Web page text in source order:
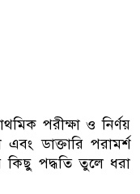
পরীক্ষা ও নির্ণয়
এবং ডাক্তারি পরামর্শ
কিছু পদ্ধতি তুলে ধরা